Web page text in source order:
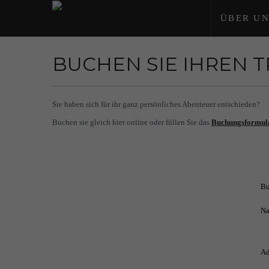
ÜBER
BUCHEN SIE IHREN
Sie haben sich für ihr ganz persönliches Abenteuer entschieden?
Buchen sie gleich hier online oder füllen Sie das